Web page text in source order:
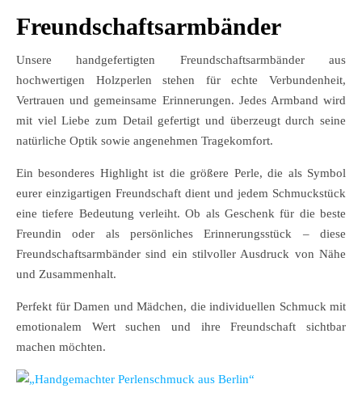
Freundschaftsarmbänder
Unsere handgefertigten Freundschaftsarmbänder aus
hochwertigen Holzperlen stehen für echte Verbundenheit,
Vertrauen und gemeinsame Erinnerungen. Jedes Armband wird
mit viel Liebe zum Detail gefertigt und überzeugt durch seine
natürliche Optik sowie angenehmen Tragekomfort.
Ein besonderes Highlight ist die größere Perle, die als Symbol
eurer einzigartigen Freundschaft dient und jedem Schmuckstück
eine tiefere Bedeutung verleiht. Ob als Geschenk für die beste
Freundin oder als persönliches Erinnerungsstück – diese
Freundschaftsarmbänder sind ein stilvoller Ausdruck von Nähe
und Zusammenhalt.
Perfekt für Damen und Mädchen, die individuellen Schmuck mit
emotionalem Wert suchen und ihre Freundschaft sichtbar
machen möchten.